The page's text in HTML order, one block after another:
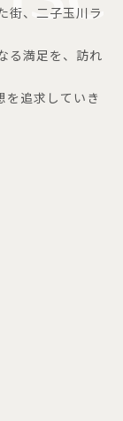
街、二子玉川ラ
る満足を、訪れ
を追求していき